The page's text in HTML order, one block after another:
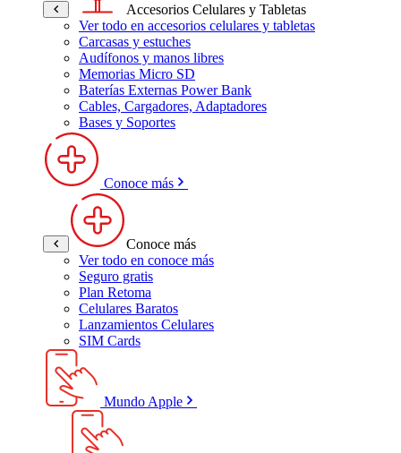
Accesorios Celulares y Tabletas
Ver todo en accesorios celulares y tabletas
Carcasas y estuches
Audífonos y manos libres
Memorias Micro SD
Baterías Externas Power Bank
Cables, Cargadores, Adaptadores
Bases y Soportes
Conoce más
Conoce más
Ver todo en conoce más
Seguro gratis
Plan Retoma
Celulares Baratos
Lanzamientos Celulares
SIM Cards
Mundo Apple